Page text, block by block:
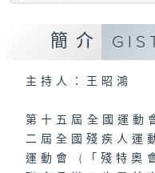
簡介
主持人：王昭鴻
第十五屆全國運
二屆全國殘疾人運
運動會 (「殘特奧